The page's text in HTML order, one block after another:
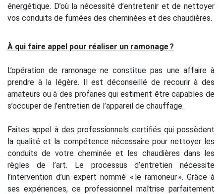
énergétique. D’où la nécessité d’entretenir et de nettoyer
vos conduits de fumées des cheminées et des chaudières.
À qui faire appel pour réaliser un ramonage ?
L’opération de ramonage ne constitue pas une affaire à
prendre à la légère. Il est déconseillé de recourir à des
amateurs ou à des profanes qui estiment être capables de
s’occuper de l’entretien de l’appareil de chauffage.
Faites appel à des professionnels certifiés qui possèdent
la qualité et la compétence nécessaire pour nettoyer les
conduits de votre cheminée et les chaudières dans les
règles de l’art. Le processus d’entretien nécessite
l’intervention d’un expert nommé « le ramoneur ». Grâce à
ses expériences, ce professionnel maîtrise parfaitement